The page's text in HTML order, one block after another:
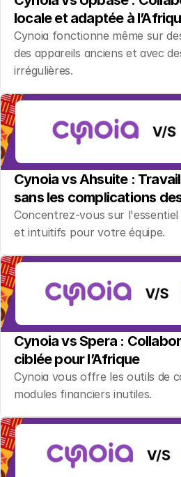
locale et adaptée à
Cynoia fonctionne même sur
des appareils anciens et avec
irrégulières.
Cynoia vs Ahsuite :
sans les complications
Concentrez-vous sur
et intuitifs pour votre équipe.
Cynoia vs Spera :
ciblée pour l’Afrique
Cynoia vous offre les outils de
modules financiers inutiles.